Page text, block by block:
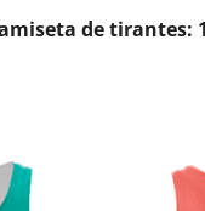
de tirantes: